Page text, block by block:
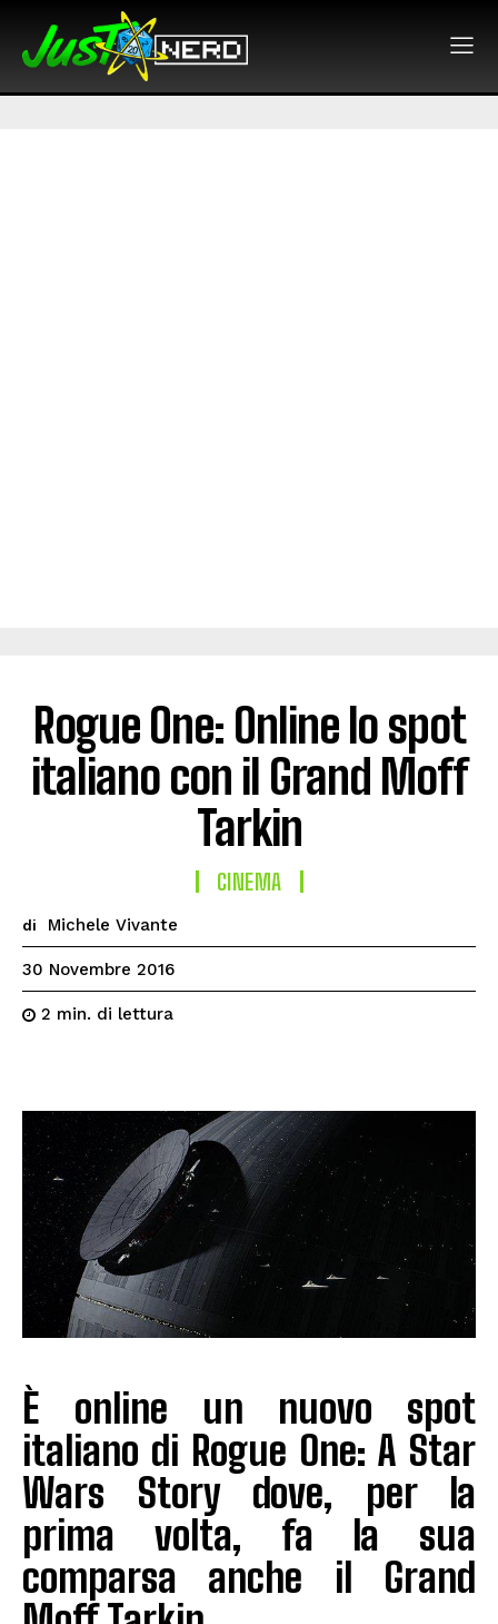
Rogue One: Online lo spot
italiano con il Grand Moff
Tarkin
CINEMA
di Michele Vivante
30 Novembre 2016
2 min. di lettura
È online un nuovo spot
italiano di Rogue One: A Star
Wars Story dove, per la
prima volta, fa la sua
comparsa anche il Grand